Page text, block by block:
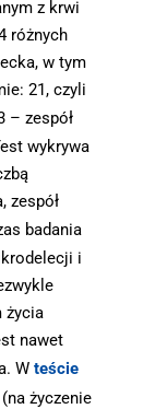
z krwi
różnych
w tym
21, czyli
– zespół
wykrywa
zespół
badania
i
życia
nawet
W teście
życzenie